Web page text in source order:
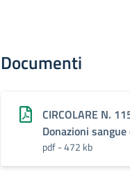
Documenti
CIRCOLARE N.
Donazioni
pdf - 472 kb